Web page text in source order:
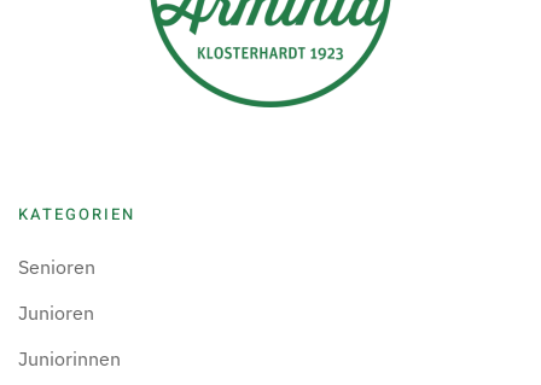
KATEGORIEN
Senioren
Junioren
Juniorinnen